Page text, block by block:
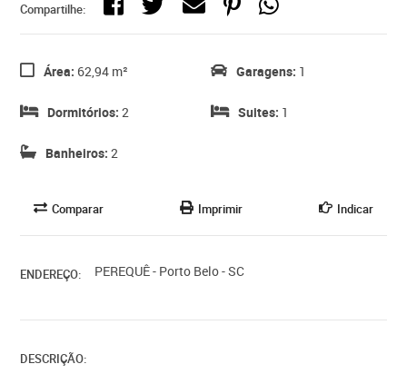
Compartilhe:
Área: 62,94 m²
Dormitórios: 2
Banheiros: 2
Garagens: 1
Suites: 1
Comparar Imprimir Indicar
ENDEREÇO: PEREQUÊ - Porto Belo - SC
DESCRIÇÃO: